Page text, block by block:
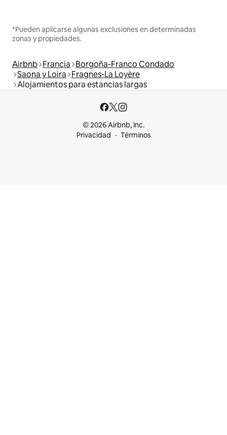
*Pueden aplicarse algunas exclusiones en determinadas
zonas y propiedades.
Airbnb Francia Borgoña-Franco Condado
Saona y Loira Fragnes-La Loyère
Alojamientos para estancias largas
© 2026 Airbnb, Inc.
Privacidad
Términos